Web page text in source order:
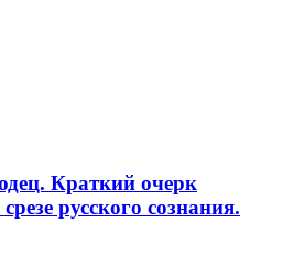
Краткий очерк
русского сознания.